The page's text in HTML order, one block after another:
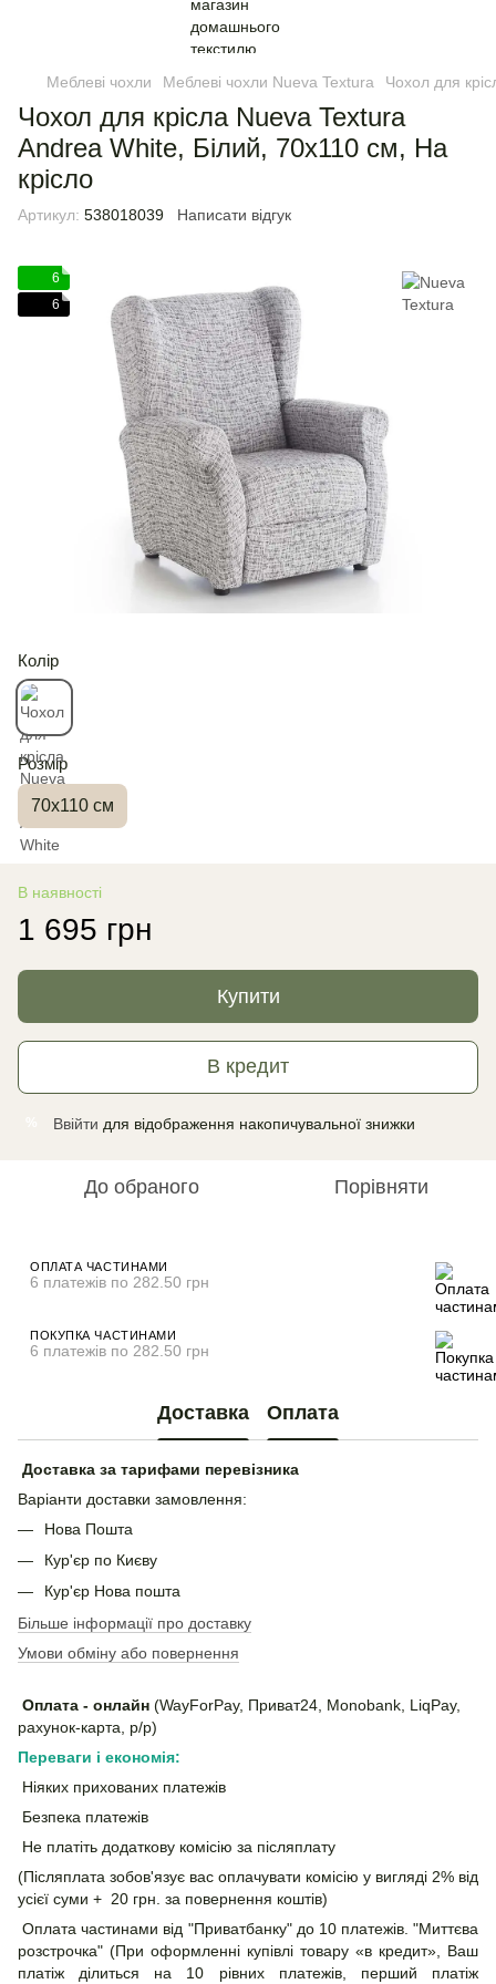
Меблеві чохли Меблеві чохли Nueva Textura Чохол для
Чохол для крісла Nueva Textura
Andrea White, Білий, 70x110 см, На
крісло
Артикул: 538018039 Написати відгук
6
6
Колір
Розмір
70x110 см
В наявності
1 695 грн
Купити
В кредит
Ввійти для відображення накопичувальної знижки
До обраного Порівняти
ОПЛАТА ЧАСТИНАМИ
6 платежів по 282.50 грн
ПОКУПКА ЧАСТИНАМИ
6 платежів по 282.50 грн
Доставка Оплата
Доставка за тарифами перевізника
Варіанти доставки замовлення:
Нова Пошта
Кур'єр по Києву
Кур'єр Нова пошта
Більше інформації про доставку
Умови обміну або повернення
Оплата - онлайн (WayForPay, Приват24, Monobank, LiqPay,
рахунок-карта, р/р)
Переваги і економія:
Ніяких прихованих платежів
Безпека платежів
Не платіть додаткову комісію за післяплату
(Післяплата зобов'язує вас оплачувати комісію у вигляді 2% від
усієї суми + 20 грн. за повернення коштів)
Оплата частинами від "Приватбанку" до 10 платежів. "Миттєва
розстрочка" (При оформленні купівлі товару «в кредит», Ваш
платіж ділиться на 10 рівних платежів, перший платіж